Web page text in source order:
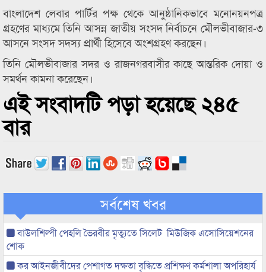
বাংলাদেশ লেবার পার্টির পক্ষ থেকে আনুষ্ঠানিকভাবে মনোনয়নপত্র
গ্রহণের মাধ্যমে তিনি আসন্ন জাতীয় সংসদ নির্বাচনে মৌলভীবাজার-৩
আসনে সংসদ সদস্য প্রার্থী হিসেবে অংশগ্রহণ করছেন।
তিনি মৌলভীবাজার সদর ও রাজনগরবাসীর কাছে আন্তরিক দোয়া ও
সমর্থন কামনা করেছেন।
এই সংবাদটি পড়া হয়েছে ২৪৫
বার
সর্বশেষ খবর
বাউলশিল্পী পেহলি ভৈরবীর মৃত্যুতে সিলেট মিউজিক এসোসিয়েশনের
শোক
কর আইনজীবীদের পেশাগত দক্ষতা বৃদ্ধিতে প্রশিক্ষণ কর্মশালা অপরিহার্য